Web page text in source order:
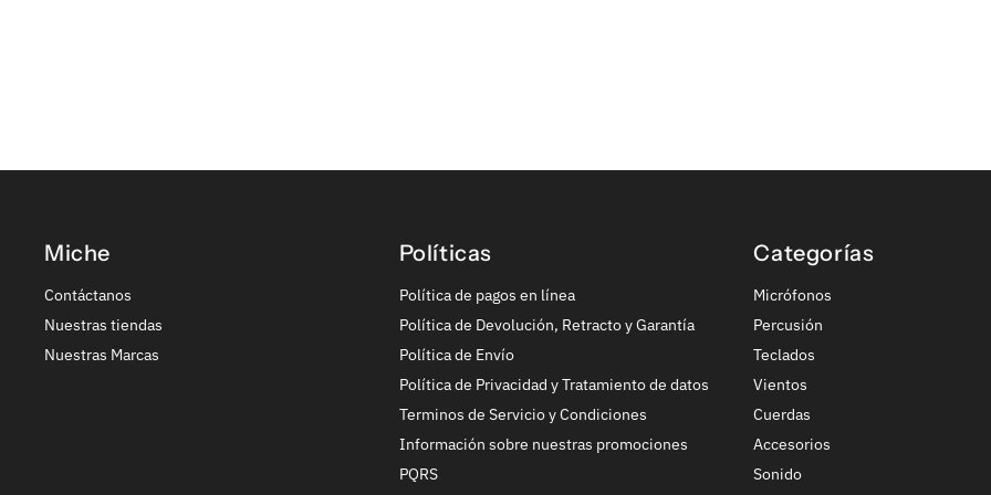
Miche
Contáctanos
Nuestras tiendas
Nuestras Marcas
Políticas
Política de pagos en línea
Política de Devolución, Retracto y Garantía
Política de Envío
Política de Privacidad y Tratamiento de datos
Terminos de Servicio y Condiciones
Información sobre nuestras promociones
PQRS
Categorías
Micrófonos
Percusión
Teclados
Vientos
Cuerdas
Accesorios
Sonido